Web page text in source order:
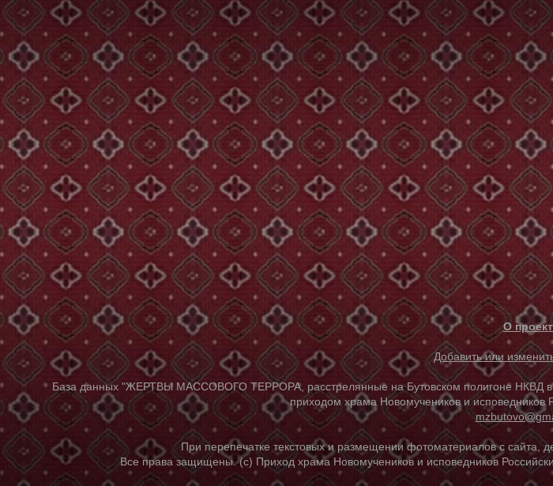
О
Добавить или
База данных "ЖЕРТВЫ МАССОВОГО ТЕРРОРА, расстрелянные на Бутовском полигоне НКВД в
приходом храма Новомучеников и исповедников
При перепечатке текстовых и размещении фотоматериалов с сайта,
Все права защищены. (с) Приход храма Новомучеников и исповедников